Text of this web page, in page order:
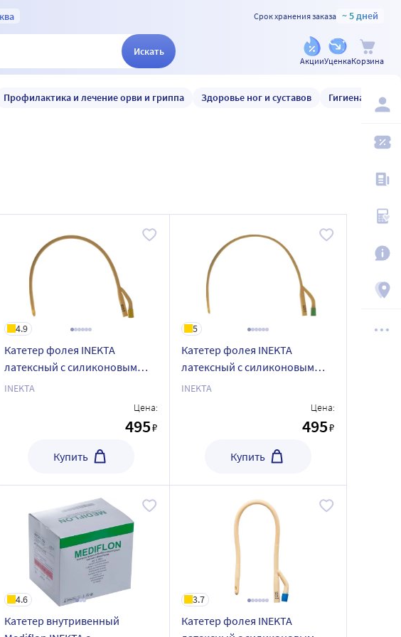
Срок хранения заказа ~ 5 дней
Искать
АкцииУценкаКорзина
Профилактика и лечение орви и гриппа Здоровье ног и суставов Гигиена и уход
4.9
Катетер фолея INEKTA
латексный с силиконовым
покрытием 2-ходовый ch20 30
INEKTA
Цена:
495₽
Купить
5
Катетер фолея INEKTA
латексный с силиконовым
покрытием 2-ходовый ch14 30
INEKTA
Цена:
495₽
Купить
4.6
Катетер внутривенный
3.7
Катетер фолея INEKTA